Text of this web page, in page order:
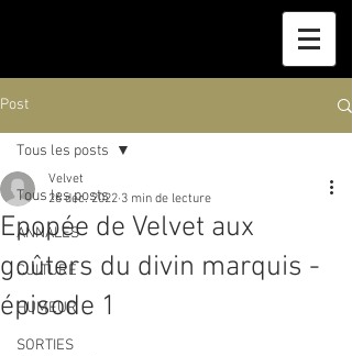
Post
Tous les posts
ANNALES
CULTURE
HUMEUR
SORTIES
Tous les posts
Epopée de Velvet aux
goûters du divin marquis -
épisode 1
Velvet
26 déc. 2022 3 min de lecture